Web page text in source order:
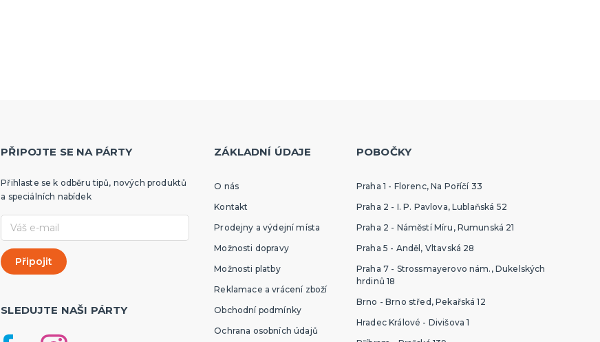
PŘIPOJTE SE NA PÁRTY
Přihlaste se k odběru tipů, nových produktů
a speciálních nabídek
SLEDUJTE NAŠI PÁRTY
ZÁKLADNÍ ÚDAJE
O nás
Kontakt
Prodejny a výdejní místa
Možnosti dopravy
Možnosti platby
Reklamace a vrácení zboží
Obchodní podmínky
Ochrana osobních údajů
POBOČKY
Praha 1 - Florenc, Na Poříčí 33
Praha 2 - I. P. Pavlova, Lublaňská 52
Praha 2 - Náměstí Míru, Rumunská 21
Praha 5 - Anděl, Vltavská 28
Praha 7 - Strossmayerovo nám., Dukelských
hrdinů 18
Brno - Brno střed, Pekařská 12
Hradec Králové - Divišova 1